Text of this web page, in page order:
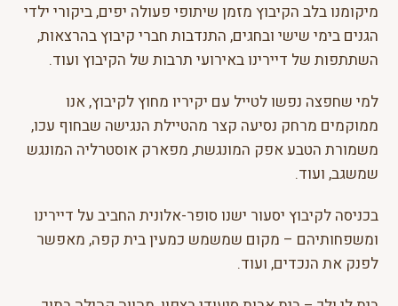
מיקומנו בלב הקיבוץ מזמן שיתופי פעולה יפים, ביקורי ילדי
הגנים בימי שישי ובחגים, התנדבות חברי קיבוץ בהרצאות,
השתתפות של דיירינו באירועי תרבות של הקיבוץ ועוד.
למי שחפצה נפשו לטייל עם יקיריו מחוץ לקיבוץ, אנו
ממוקמים מרחק נסיעה קצר מהטיילת הנגישה שבחוף עכו,
משמורת הטבע אפק המונגשת, מפארק אוסטרליה המונגש
שמשגב, ועוד.
בכניסה לקיבוץ יסעור ישנו סופר-אלונית החביב על דיירינו
ומשפחותיהם – מקום שמשמש כמעין בית קפה, מאפשר
לפנק את הנכדים, ועוד.